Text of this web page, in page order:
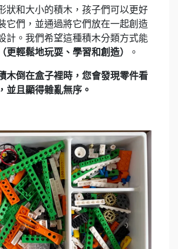
狀和大小的積木，孩子們可以更好
它們，並通過將它們放在一起創造
計。我們希望這種積木分類方式能
（更輕鬆地玩耍、學習和創造） 。
木倒在盒子裡時，您會發現零件看
並且顯得雜亂無序。